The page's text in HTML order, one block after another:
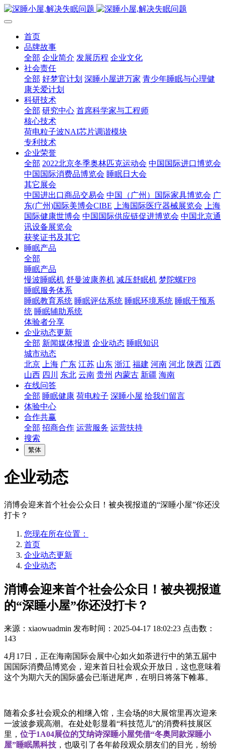
首页
品牌故事
全部 企业简介 发展历程 企业文化
社会责任
全部 好梦官计划 深睡小屋进万家 青少年睡眠与心理健
康关爱计划
科研技术
全部 研究中心 首席科学家与工程师
核心技术
荷电粒子波NAI芯片调谐模块
专利技术
企业荣誉
全部 2022北京冬季奥林匹克运动会 中国国际进口博览会
中国国际消费品博览会 睡眠日大会
其它展会
中国进出口商品交易会 中国（广州）国际家具博览会 广
东(广州)国际美博会CIBE
上海国际医疗器械展览会
上海
国际健康世博会 中国国际供应链促进博览会 中国北京通
讯设备展览会
获奖证书及其它
睡眠产品
全部
睡眠产品
慢波睡眠机 舒曼波康养机 减压舒眠机 梦陀螺FP8
睡眠服务体系
睡眠教育系统 睡眠评估系统 睡眠环境系统 睡眠干预系
统 睡眠辅助系统
体验者分享
企业动态更新
全部 新闻媒体报道 企业动态 睡眠知识
城市动态
北京
上海 广东 江苏 山东 浙江 福建 河南 河北 陕西 江西
山西 四川 东北 云南 贵州 内蒙古 新疆 海南
在线问答
全部 睡眠健康 荷电粒子 深睡小屋 给我们留言
体验中心
合作共赢
全部 招商合作 运营服务 运营扶持
搜索
繁体
企业动态
消博会迎来首个社会公众日！被央视报道的“深睡小屋”你还没
打卡？
您现在所在位置：
首页
企业动态更新
企业动态
消博会迎来首个社会公众日！被央视报道
的“深睡小屋”你还没打卡？
来源：xiaowuadmin 发布时间：2025-04-17 18:02:23 点击数：
143
4月17日，正在海南国际会展中心如火如荼进行中的第五届中
国国际消费品博览会，迎来首日社会观众开放日，这也意味着
这个为期六天的国际盛会已渐进尾声，在明日将落下帷幕。
随着众多社会观众的相继入馆，主会场的8大展馆里再次迎来
一波波参观高潮。在处处彰显着“科技范儿”的消费科技展区
里， 位于1A04展位的艾纳诗深睡小屋凭借“冬奥同款深睡小
屋”睡眠黑科技 ，也吸引了各年龄段观众朋友们的目光，纷纷